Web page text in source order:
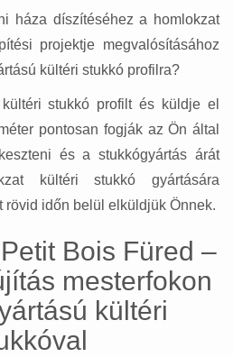
háza díszítéséhez a homlokzat
projektje megvalósításához
kültéri stukkó profilra?
stukkó profilt és küldje el
pontosan fogják az Ön által
és a stukkógyártás árát
kültéri stukkó gyártására
rövid időn belül elküldjük Önnek.
Bois Füred –
mesterfokon
kültéri